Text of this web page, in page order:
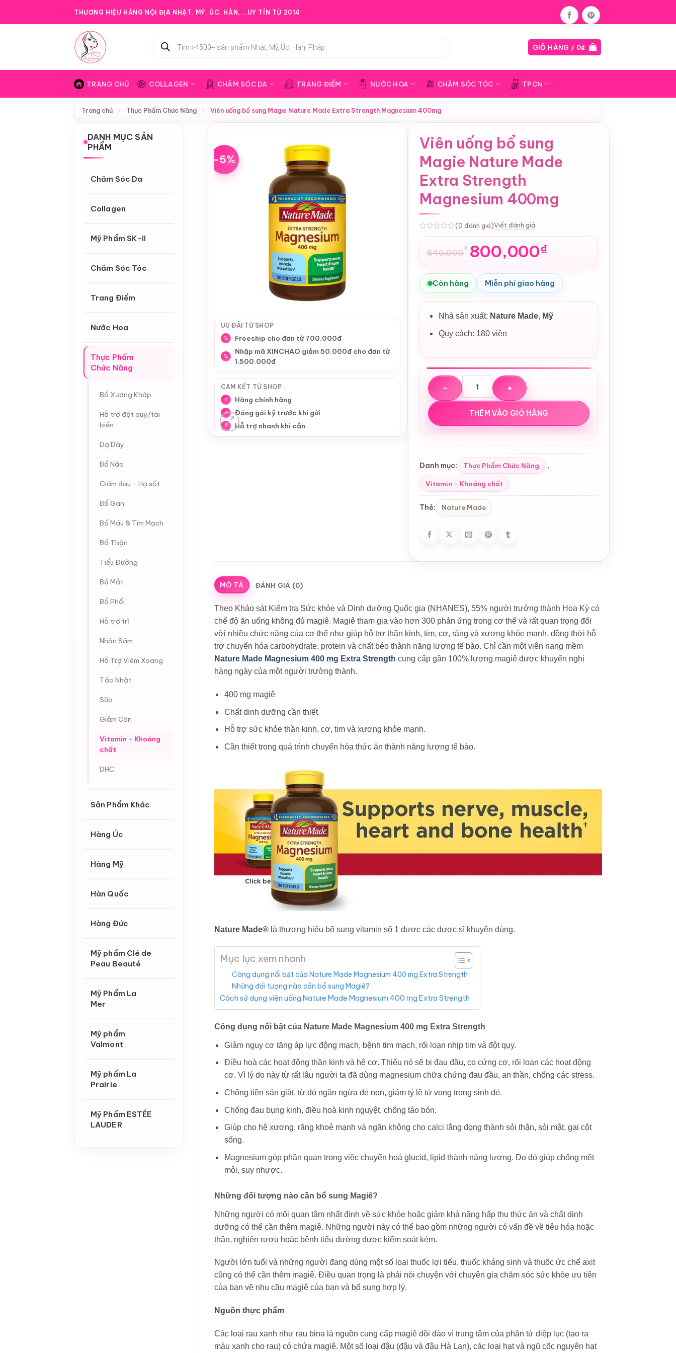
THƯƠNG HIỆU HÀNG NỘI ĐỊA NHẬT, MỸ, ÚC, HÀN,...UY TÍN TỪ 2014
kiếm
GIỎ HÀNG / 0₫
TRANG CHỦ COLLAGEN CHĂM SÓC DA TRANG ĐIỂM NƯỚC HOA CHĂM SÓC TÓC TPCN
Trang chủ › Thực Phẩm Chức Năng › Viên uống bổ sung Magie Nature Made Extra Strength Magnesium 400mg
DANH MỤC SẢN
PHẨM
Chăm Sóc Da
Collagen
Mỹ Phẩm SK-II
Chăm Sóc Tóc
Trang Điểm
Nước Hoa
Thực Phẩm
Chức Năng
Bổ Xương Khớp
Hỗ trợ đột quỵ/tai
biến
Dạ Dày
Bổ Não
Giảm đau - Hạ sốt
Bổ Gan
Bổ Máu & Tim Mạch
Bổ Thận
Tiểu Đường
Bổ Mắt
Bổ Phổi
Hỗ trợ trĩ
Nhân Sâm
Hỗ Trợ Viêm Xoang
Tảo Nhật
Sữa
Giảm Cân
Vitamin - Khoáng
chất
DHC
Sản Phẩm Khác
Hàng Úc
Hàng Mỹ
Hàn Quốc
Hàng Đức
Mỹ phẩm Clé de
Peau Beauté
Mỹ Phẩm La
Mer
Mỹ phẩm
Valmont
Mỹ phẩm La
Prairie
Mỹ Phẩm ESTÉE
LAUDER
-5%
ƯU ĐÃI TỪ SHOP
% Freeship cho đơn từ 700.000đ
%
Nhập mã XINCHAO giảm 50.000đ cho đơn từ
1.500.000đ
CAM KẾT TỪ SHOP
✓ Hàng chính hãng
✓ Đóng gói kỹ trước khi gửi
✓ Hỗ trợ nhanh khi cần
Viên uống bổ sung
Magie Nature Made
Extra Strength
Magnesium 400mg
(0 đánh giá)Viết đánh giá
840,000₫
Giá
gốc
là:
840,000₫.
800,000₫
Giá
hiện
tại
là:
800,000₫.
Còn hàng Miễn phí giao hàng
Nhà sản xuất: Nature Made, Mỹ
Quy cách: 180 viên
Viên uống bổ sung Magie Nature Made Extra Strength Magnesium
THÊM VÀO GIỎ HÀNG
Danh mục: Thực Phẩm Chức Năng ,
Vitamin - Khoáng chất
Thẻ: Nature Made
MÔ TẢ ĐÁNH GIÁ (0)
Theo Khảo sát Kiểm tra Sức khỏe và Dinh dưỡng Quốc gia (NHANES), 55% người trưởng thành Hoa Kỳ có
chế độ ăn uống không đủ magiê. Magiê tham gia vào hơn 300 phản ứng trong cơ thể và rất quan trọng đối
với nhiều chức năng của cơ thể như giúp hỗ trợ thần kinh, tim, cơ, răng và xương khỏe mạnh, đồng thời hỗ
trợ chuyển hóa carbohydrate, protein và chất béo thành năng lượng tế bào. Chỉ cần một viên nang mềm
Nature Made Magnesium 400 mg Extra Strength cung cấp gần 100% lượng magiê được khuyến nghị
hàng ngày của một người trưởng thành.
400 mg magiê
Chất dinh dưỡng cần thiết
Hỗ trợ sức khỏe thần kinh, cơ, tim và xương khỏe mạnh.
Cần thiết trong quá trình chuyển hóa thức ăn thành năng lượng tế bào.
Nature Made® là thương hiệu bổ sung vitamin số 1 được các dược sĩ khuyên dùng.
Mục lục xem nhanh
Công dụng nổi bật của Nature Made Magnesium 400 mg Extra Strength
Những đối tượng nào cần bổ sung Magiê?
Cách sử dụng viên uống Nature Made Magnesium 400 mg Extra Strength
Công dụng nổi bật của Nature Made Magnesium 400 mg Extra Strength
Giảm nguy cơ tăng áp lực động mạch, bệnh tim mạch, rối loạn nhịp tim và đột qụy.
Điều hoà các hoạt động thần kinh và hệ cơ. Thiếu nó sẽ bị đau đầu, co cứng cơ, rối loạn các hoạt động
cơ. Vì lý do này từ rất lâu người ta đã dùng magnesium chữa chứng đau đầu, an thần, chống các stress.
Chống tiền sản giật, từ đó ngăn ngừa đẻ non, giảm tỷ lệ tử vong trong sinh đẻ.
Chống đau bụng kinh, điều hoà kinh nguyệt, chống táo bón.
Giúp cho hệ xương, răng khoẻ mạnh và ngăn không cho calci lắng đọng thành sỏi thận, sỏi mật, gai cột
sống.
Magnesium góp phần quan trong việc chuyển hoá glucid, lipid thành năng lượng. Do đó giúp chống mệt
mỏi, suy nhược.
Những đối tượng nào cần bổ sung Magiê?
Những người có mối quan tâm nhất định về sức khỏe hoặc giảm khả năng hấp thụ thức ăn và chất dinh
dưỡng có thể cần thêm magiê. Những người này có thể bao gồm những người có vấn đề về tiêu hóa hoặc
thận, nghiện rượu hoặc bệnh tiểu đường được kiểm soát kém.
Người lớn tuổi và những người đang dùng một số loại thuốc lợi tiểu, thuốc kháng sinh và thuốc ức chế axit
cũng có thể cần thêm magiê. Điều quan trọng là phải nói chuyện với chuyên gia chăm sóc sức khỏe ưu tiên
của bạn về nhu cầu magiê của bạn và bổ sung hợp lý.
Nguồn thực phẩm
Các loại rau xanh như rau bina là nguồn cung cấp magiê dồi dào vì trung tâm của phân tử diệp lục (tạo ra
màu xanh cho rau) có chứa magiê. Một số loại đậu (đậu và đậu Hà Lan), các loại hạt và ngũ cốc nguyên hạt